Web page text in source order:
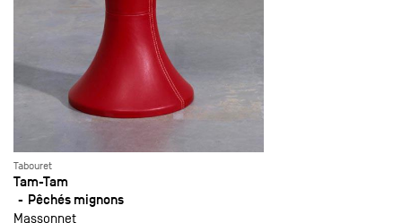
Tabouret
Tam-Tam
Pêchés mignons
Massonnet